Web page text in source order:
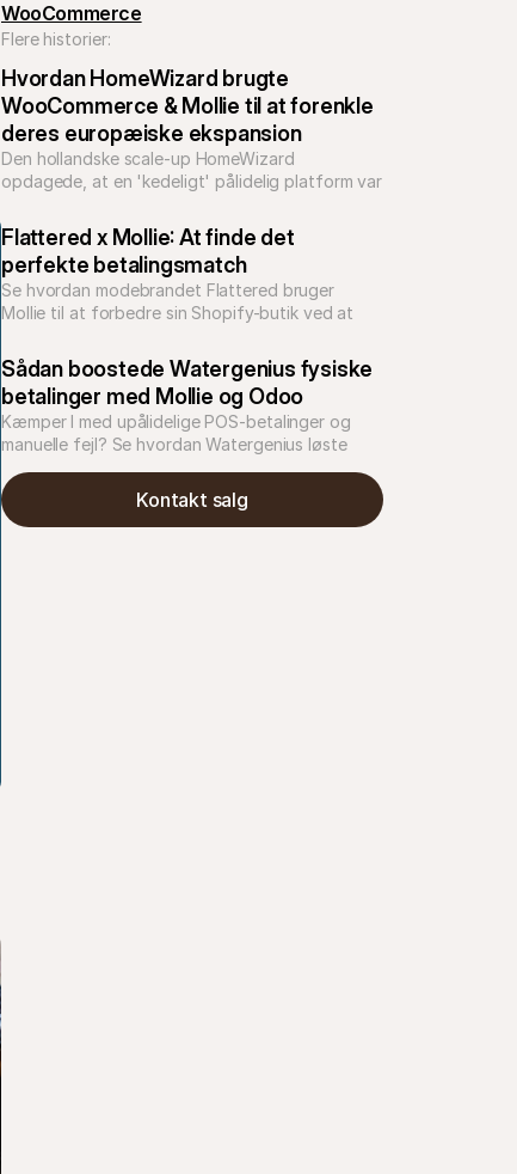
WooCommerce
Flere historier:
Hvordan HomeWizard brugte
WooCommerce & Mollie til at forenkle
deres europæiske ekspansion
Den hollandske scale-up HomeWizard
opdagede, at en 'kedeligt' pålidelig platform var
europæisk ekspansion med et slankt team.
Flattered x Mollie: At finde det
perfekte betalingsmatch
Se hvordan modebrandet Flattered bruger
Mollie til at forbedre sin Shopify-butik ved at
omkostningerne for at skalere i hele Europa.
Sådan boostede Watergenius fysiske
betalinger med Mollie og Odoo
Kæmper I med upålidelige POS-betalinger og
manuelle fejl? Se hvordan Watergenius løste
Kontakt salg